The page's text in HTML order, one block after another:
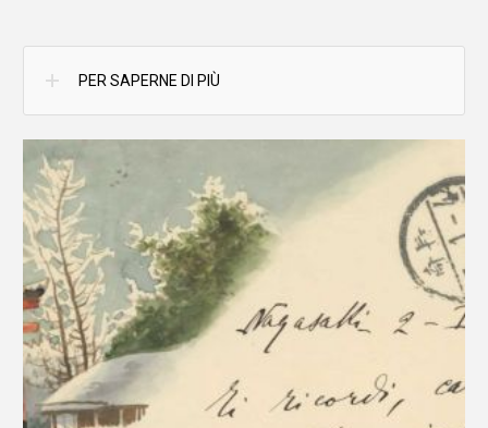
PER SAPERNE DI PIÙ